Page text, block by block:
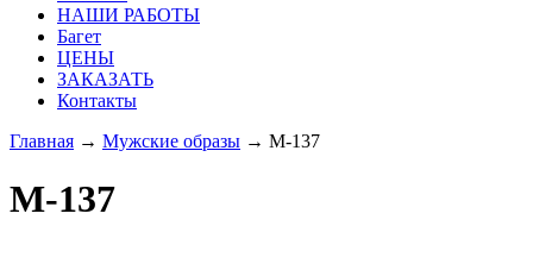
НАШИ РАБОТЫ
Багет
ЦЕНЫ
ЗАКАЗАТЬ
Контакты
Главная → Мужские образы → M-137
M-137